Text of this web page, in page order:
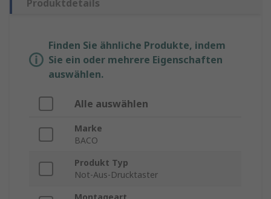
Produktdetails
Finden Sie ähnliche Produkte, indem
Sie ein oder mehrere Eigenschaften
auswählen.
Alle auswählen
Marke
BACO
Produkt Typ
Not-Aus-Drucktaster